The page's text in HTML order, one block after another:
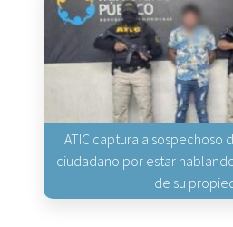
ATIC captura a sospechoso
ciudadano por estar
de su